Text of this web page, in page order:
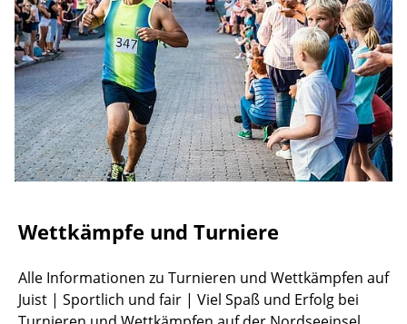
Wettkämpfe und Turniere
Alle Informationen zu Turnieren und Wettkämpfen auf
Juist | Sportlich und fair | Viel Spaß und Erfolg bei